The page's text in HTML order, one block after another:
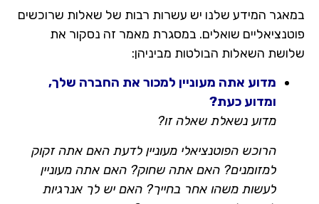
המידע שלנו יש עשרות רבות של שאלות שרוכשים
שואלים. במסגרת מאמר זה נסקור את
השאלות הבולטות מביניהן:
מדוע אתה מעוניין למכור את החברה שלך,
ומדוע כעת?
מדוע נשאלת שאלה זו?
הרוכש הפוטנציאלי מעוניין לדעת האם אתה זקוק
למזומנים? האם אתה שחוק? האם אתה מעוניין
לעשות משהו אחר בחייך? האם יש לך אנרגיות